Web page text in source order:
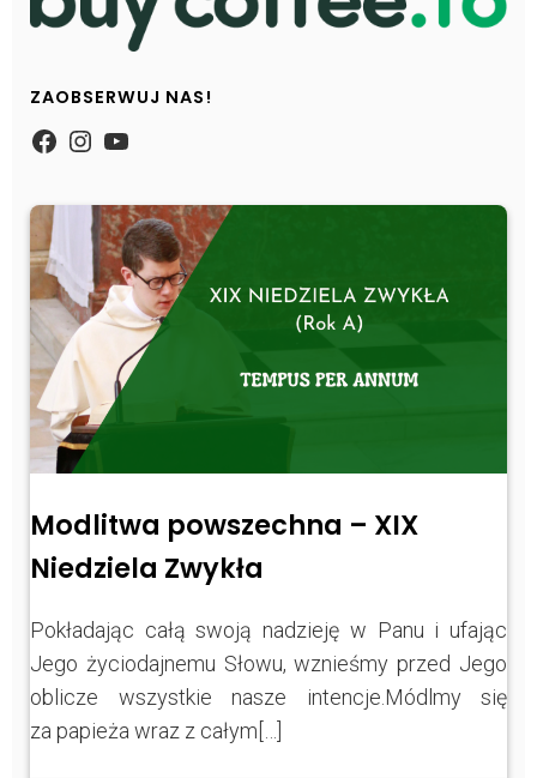
ZAOBSERWUJ NAS!
https://www.facebook.com/
Instagram
YouTube
Modlitwa powszechna – XIX
Niedziela Zwykła
Pokładając całą swoją nadzieję w Panu i ufając
Jego życiodajnemu Słowu, wznieśmy przed Jego
oblicze wszystkie nasze intencje.Módlmy się
za papieża wraz z całym[…]